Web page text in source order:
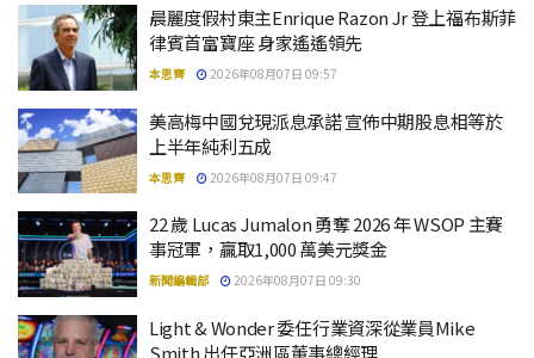
晨麗度假村東主Enrique Razon Jr 登上福布斯菲
律賓首富寶座 身家遙遙領先
本思齊 2026年08月07日 09:57
美高梅中國兌現派息承諾 宣佈中期股息相等於
上半年純利五成
本思齊 2026年08月07日 09:47
22 歲 Lucas Jumalon 勇奪 2026 年 WSOP 主賽
事冠軍，贏取1,000 萬美元獎金
新聞編輯部 2026年08月07日 09:30
Light & Wonder 委任行業資深從業員Mike
Smith 出任亞洲區董事總經理